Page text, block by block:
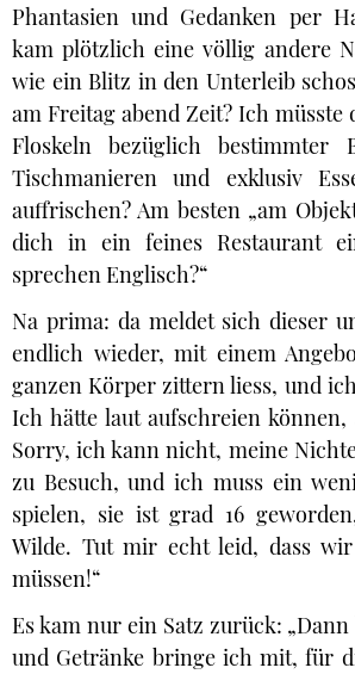
Phantasien und Gedanken per
kam plötzlich eine völlig andere
wie ein Blitz in den Unterleib
am Freitag abend Zeit? Ich
Floskeln bezüglich bestimmter
Tischmanieren und exklusiv
auffrischen? Am besten „am
dich in ein feines Restaurant
sprechen Englisch?“
Na prima: da meldet sich dieser
endlich wieder, mit einem
ganzen Körper zittern liess, und
Ich hätte laut aufschreien
Sorry, ich kann nicht, meine
zu Besuch, und ich muss ein
spielen, sie ist grad 16
Wilde. Tut mir echt leid, dass
müssen!“
Es kam nur ein Satz zurück:
und Getränke bringe ich mit, für